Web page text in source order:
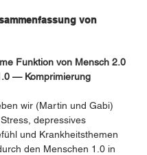
von
Funktion von Mensch 2.0
— Komprimierung
wir (Martin und Gabi)
depressives
und Krankheitsthemen
den Menschen 1.0 in